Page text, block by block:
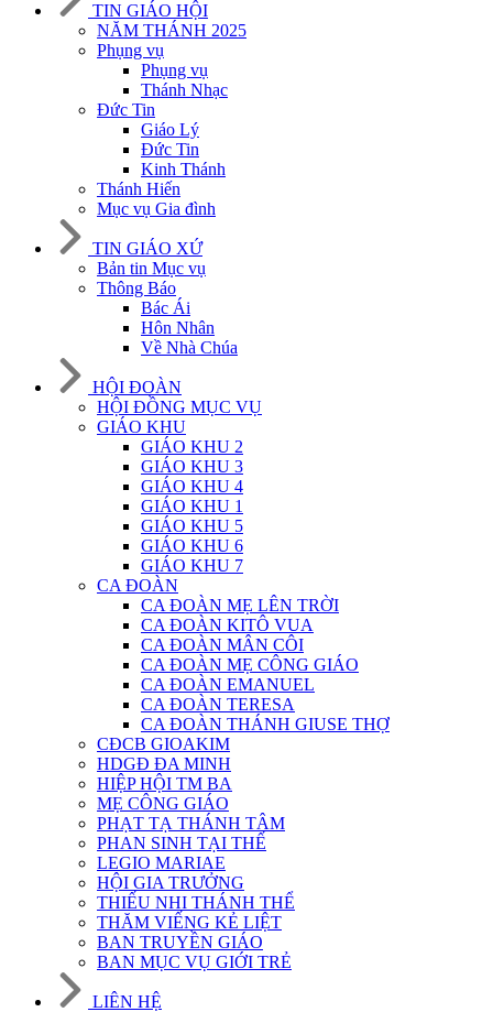
TIN GIÁO HỘI
NĂM THÁNH 2025
Phụng vụ
Phụng vụ
Thánh Nhạc
Đức Tin
Giáo Lý
Đức Tin
Kinh Thánh
Thánh Hiến
Mục vụ Gia đình
TIN GIÁO XỨ
Bản tin Mục vụ
Thông Báo
Bác Ái
Hôn Nhân
Về Nhà Chúa
HỘI ĐOÀN
HỘI ĐỒNG MỤC VỤ
GIÁO KHU
GIÁO KHU 2
GIÁO KHU 3
GIÁO KHU 4
GIÁO KHU 1
GIÁO KHU 5
GIÁO KHU 6
GIÁO KHU 7
CA ĐOÀN
CA ĐOÀN MẸ LÊN TRỜI
CA ĐOÀN KITÔ VUA
CA ĐOÀN MÂN CÔI
CA ĐOÀN MẸ CÔNG GIÁO
CA ĐOÀN EMANUEL
CA ĐOÀN TERESA
CA ĐOÀN THÁNH GIUSE THỢ
CĐCB GIOAKIM
HDGĐ ĐA MINH
HIỆP HỘI TM BA
MẸ CÔNG GIÁO
PHẠT TẠ THÁNH TÂM
PHAN SINH TẠI THẾ
LEGIO MARIAE
HỘI GIA TRƯỞNG
THIẾU NHI THÁNH THỂ
THĂM VIẾNG KẺ LIỆT
BAN TRUYỀN GIÁO
BAN MỤC VỤ GIỚI TRẺ
LIÊN HỆ